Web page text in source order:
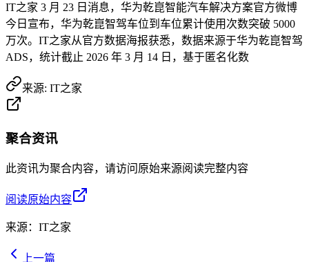
IT之家 3 月 23 日消息，华为乾崑智能汽车解决方案官方微博
今日宣布，华为乾崑智驾车位到车位累计使用次数突破 5000
万次。IT之家从官方数据海报获悉，数据来源于华为乾崑智驾
ADS，统计截止 2026 年 3 月 14 日，基于匿名化数
来源: IT之家
聚合资讯
此资讯为聚合内容，请访问原始来源阅读完整内容
阅读原始内容
来源： IT之家
上一篇